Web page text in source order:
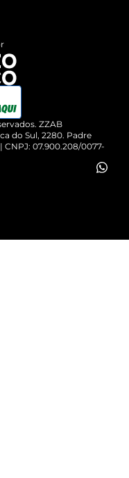
ZZAB
do Sul, 2280. Padre
CNPJ: 07.900.208/0077-